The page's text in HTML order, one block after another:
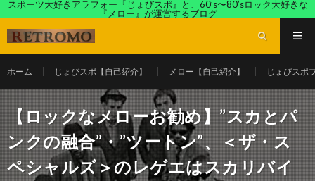
スポーツ大好きアラフォー『じょびスポ』と、60’s〜80’sロック大好きな
『メロー』が運営するブログ
ホーム じょびスポ【自己紹介】 メロー【自己紹介】 じょびスポ
【ロックなメローお勧め】”スカとパ
ンクの融合”・”ツートン”、＜ザ・ス
ペシャルズ＞のレゲエはスカリバイ